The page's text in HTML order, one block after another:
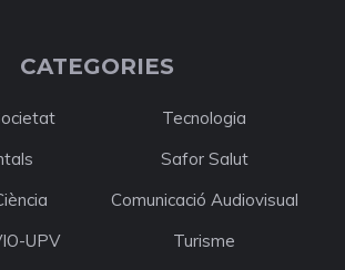
CATEGORIES
Tecnologia
Safor Salut
Comunicació Audiovisual
UPV
Turisme